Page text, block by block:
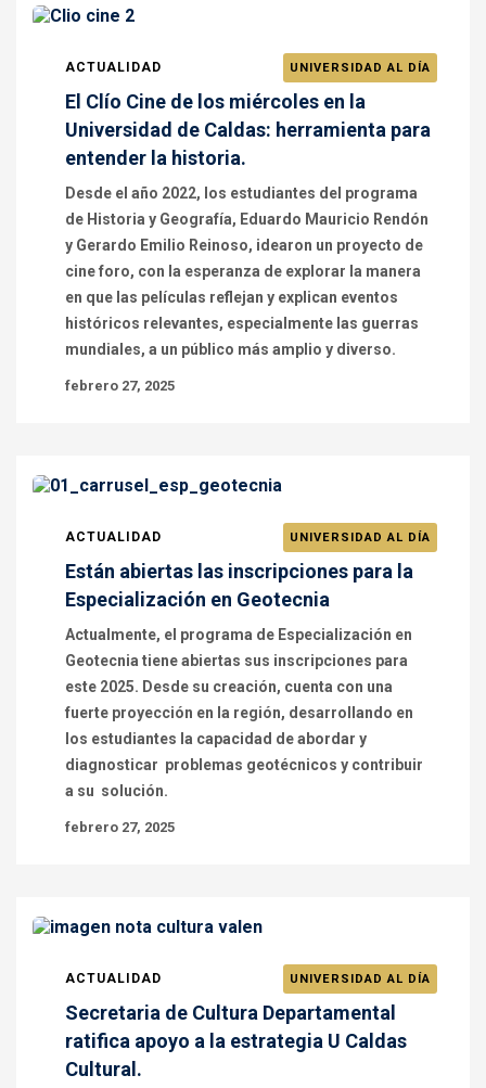
ACTUALIDAD UNIVERSIDAD AL DÍA
El Clío Cine de los miércoles en la
Universidad de Caldas: herramienta para
entender la historia.
Desde el año 2022, los estudiantes del programa
de Historia y Geografía, Eduardo Mauricio Rendón
y Gerardo Emilio Reinoso, idearon un proyecto de
cine foro, con la esperanza de explorar la manera
en que las películas reflejan y explican eventos
históricos relevantes, especialmente las guerras
mundiales, a un público más amplio y diverso.
febrero 27, 2025
ACTUALIDAD UNIVERSIDAD AL DÍA
Están abiertas las inscripciones para la
Especialización en Geotecnia
Actualmente, el programa de Especialización en
Geotecnia tiene abiertas sus inscripciones para
este 2025. Desde su creación, cuenta con una
fuerte proyección en la región, desarrollando en
los estudiantes la capacidad de abordar y
diagnosticar problemas geotécnicos y contribuir
a su solución.
febrero 27, 2025
ACTUALIDAD UNIVERSIDAD AL DÍA
Secretaria de Cultura Departamental
ratifica apoyo a la estrategia U Caldas
Cultural.